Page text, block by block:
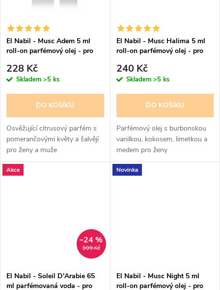
El Nabil - Musc Adem 5 ml
roll-on parfémový olej - pro
228 Kč
Skladem >5 ks
DO KOŠÍKU
Osvěžující citrusový parfém s
pomerančovými květy a šalvějí
pro ženy a muže
El Nabil - Musc Halima 5 ml
roll-on parfémový olej - pro
240 Kč
Skladem >5 ks
DO KOŠÍKU
Parfémový olej s burbonskou
vanilkou, kokosem, limetkou a
medem pro ženy
Akce
999 Kč
–24 %
El Nabil - Soleil D'Arabie 65
ml parfémovaná voda - pro
Novinka
El Nabil - Musc Night 5 ml
roll-on parfémový olej - pro